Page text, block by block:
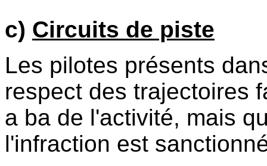
c) Circuits de piste
Les pilotes présents
respect des trajectoires
a ba de l'activité, mais
l'infraction est